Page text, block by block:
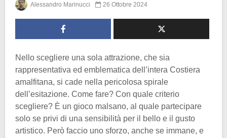
Alessandro Marinucci 26 Ottobre 2024
Nello scegliere una sola attrazione, che sia
rappresentativa ed emblematica dell’intera Costiera
amalfitana, si cade nella pericolosa spirale
dell’esitazione. Come fare? Con quale criterio
scegliere? È un gioco malsano, al quale partecipare
solo se privi di una sensibilità per il bello e il gusto
artistico. Però faccio uno sforzo, anche se immane, e